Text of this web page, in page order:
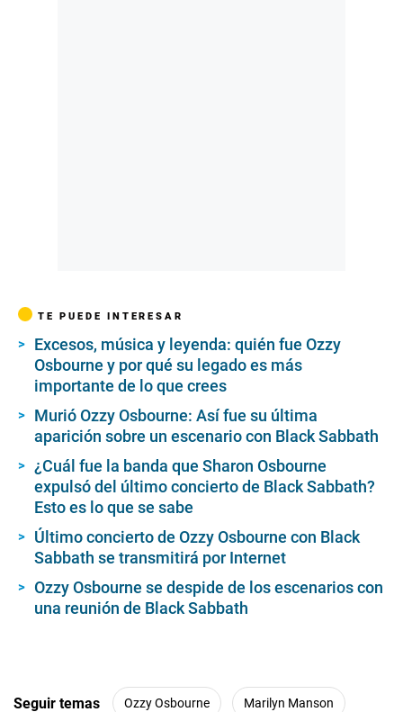
TE PUEDE INTERESAR
Excesos, música y leyenda: quién fue Ozzy
Osbourne y por qué su legado es más
importante de lo que crees
Murió Ozzy Osbourne: Así fue su última
aparición sobre un escenario con Black Sabbath
¿Cuál fue la banda que Sharon Osbourne
expulsó del último concierto de Black Sabbath?
Esto es lo que se sabe
Último concierto de Ozzy Osbourne con Black
Sabbath se transmitirá por Internet
Ozzy Osbourne se despide de los escenarios con
una reunión de Black Sabbath
Seguir temas Ozzy Osbourne Marilyn Manson